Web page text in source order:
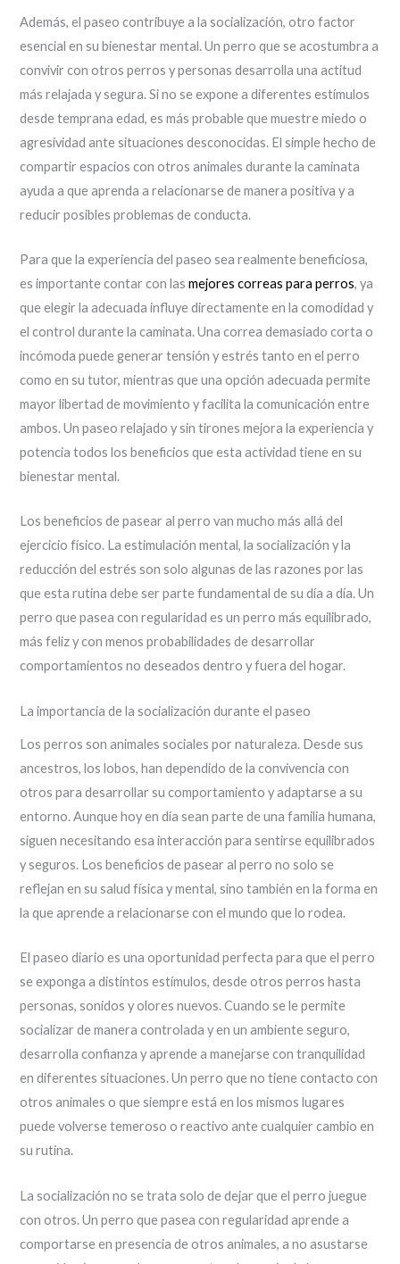
Además, el paseo contribuye a la socialización, otro factor
esencial en su bienestar mental. Un perro que se acostumbra a
convivir con otros perros y personas desarrolla una actitud
más relajada y segura. Si no se expone a diferentes estímulos
desde temprana edad, es más probable que muestre miedo o
agresividad ante situaciones desconocidas. El simple hecho de
compartir espacios con otros animales durante la caminata
ayuda a que aprenda a relacionarse de manera positiva y a
reducir posibles problemas de conducta.
Para que la experiencia del paseo sea realmente beneficiosa,
es importante contar con lasmejores correas para perros, ya
que elegir la adecuada influye directamente en la comodidad y
el control durante la caminata. Una correa demasiado corta o
incómoda puede generar tensión y estrés tanto en el perro
como en su tutor, mientras que una opción adecuada permite
mayor libertad de movimiento y facilita la comunicación entre
ambos. Un paseo relajado y sin tirones mejora la experiencia y
potencia todos los beneficios que esta actividad tiene en su
bienestar mental.
Los beneficios de pasear al perro van mucho más allá del
ejercicio físico. La estimulación mental, la socialización y la
reducción del estrés son solo algunas de las razones por las
que esta rutina debe ser parte fundamental de su día a día. Un
perro que pasea con regularidad es un perro más equilibrado,
más feliz y con menos probabilidades de desarrollar
comportamientos no deseados dentro y fuera del hogar.
La importancia de la socialización durante el paseo
Los perros son animales sociales por naturaleza. Desde sus
ancestros, los lobos, han dependido de la convivencia con
otros para desarrollar su comportamiento y adaptarse a su
entorno. Aunque hoy en día sean parte de una familia humana,
siguen necesitando esa interacción para sentirse equilibrados
y seguros. Los beneficios de pasear al perro no solo se
reflejan en su salud física y mental, sino también en la forma en
la que aprende a relacionarse con el mundo que lo rodea.
El paseo diario es una oportunidad perfecta para que el perro
se exponga a distintos estímulos, desde otros perros hasta
personas, sonidos y olores nuevos. Cuando se le permite
socializar de manera controlada y en un ambiente seguro,
desarrolla confianza y aprende a manejarse con tranquilidad
en diferentes situaciones. Un perro que no tiene contacto con
otros animales o que siempre está en los mismos lugares
puede volverse temeroso o reactivo ante cualquier cambio en
su rutina.
La socialización no se trata solo de dejar que el perro juegue
con otros. Un perro que pasea con regularidad aprende a
comportarse en presencia de otros animales, a no asustarse